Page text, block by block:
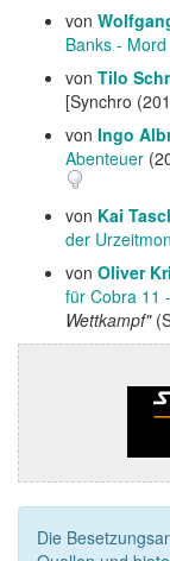
von
Banks -
von Tilo
[Synchro
von Ingo
Abenteuer
von Kai
der
von Oliver
für Cobra 11
Wettkampf"
Die